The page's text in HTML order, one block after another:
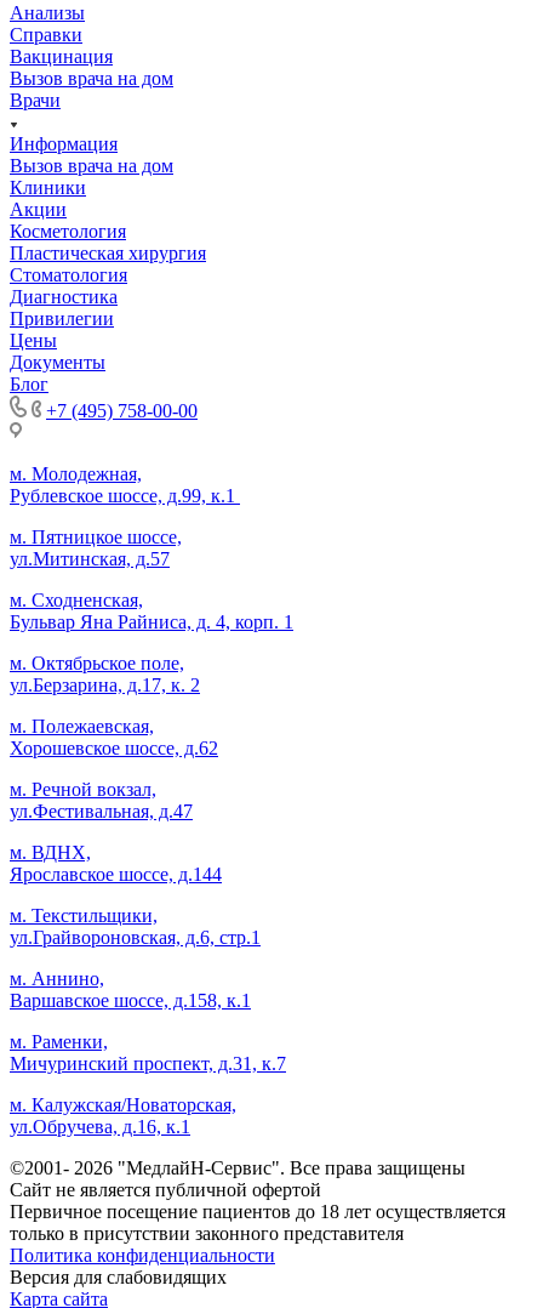
Анализы
Справки
Вакцинация
Вызов врача на дом
Врачи
Информация
Вызов врача на дом
Клиники
Акции
Косметология
Пластическая хирургия
Стоматология
Диагностика
Привилегии
Цены
Документы
Блог
+7 (495) 758-00-00
м. Молодежная,
Рублевское шоссе, д.99, к.1
м. Пятницкое шоссе,
ул.Митинская, д.57
м. Сходненская,
Бульвар Яна Райниса, д. 4, корп. 1
м. Октябрьское поле,
ул.Берзарина, д.17, к. 2
м. Полежаевская,
Хорошевское шоссе, д.62
м. Речной вокзал,
ул.Фестивальная, д.47
м. ВДНХ,
Ярославское шоссе, д.144
м. Текстильщики,
ул.Грайвороновская, д.6, стр.1
м. Аннино,
Варшавское шоссе, д.158, к.1
м. Раменки,
Мичуринский проспект, д.31, к.7
м. Калужская/Новаторская,
ул.Обручева, д.16, к.1
©2001- 2026 "МедлайН-Сервис". Все права защищены
Сайт не является публичной офертой
Первичное посещение пациентов до 18 лет осуществляется
только в присутствии законного представителя
Политика конфиденциальности
Версия для слабовидящих
Карта сайта